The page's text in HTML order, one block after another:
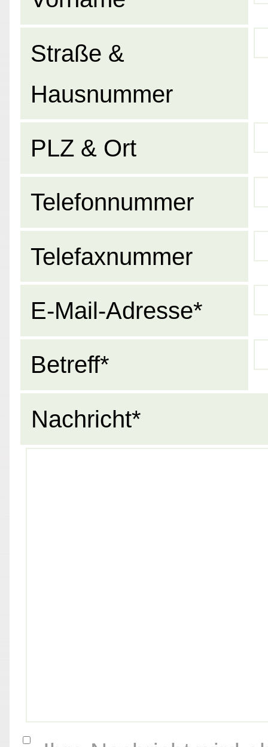
Straße &
Hausnummer
PLZ & Ort
Telefonnummer
Telefaxnummer
E-Mail-Adresse*
Betreff*
Nachricht*